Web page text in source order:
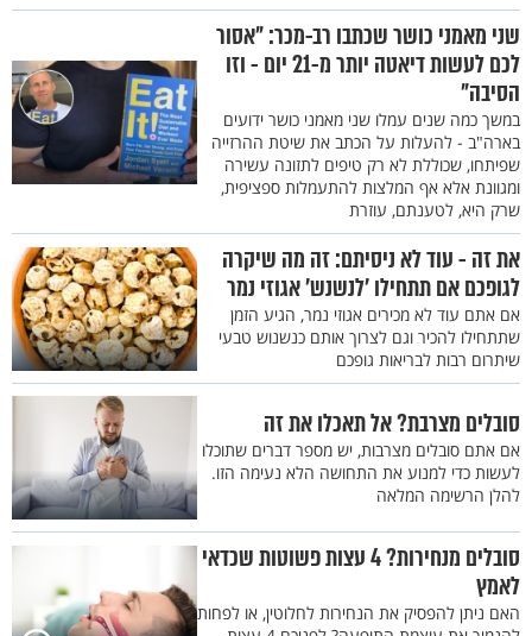
שני מאמני כושר שכתבו רב-מכר: "אסור
לכם לעשות דיאטה יותר מ-21 יום - וזו
הסיבה"
במשך כמה שנים עמלו שני מאמני כושר ידועים
בארה"ב - להעלות על הכתב את שיטת ההרזייה
שפיתחו, שכוללת לא רק טיפים לתזונה עשירה
ומגוונת אלא אף המלצות להתעמלות ספציפית,
שרק היא, לטענתם, עוזרת
את זה - עוד לא ניסיתם: זה מה שיקרה
לגופכם אם תתחילו ’לנשנש’ אגוזי נמר
אם אתם עוד לא מכירים אגוזי נמר, הגיע הזמן
שתתחילו להכיר וגם לצרוך אותם כנשנוש טבעי
שיתרום רבות לבריאות גופכם
סובלים מצרבת? אל תאכלו את זה
אם אתם סובלים מצרבות, יש מספר דברים שתוכלו
לעשות כדי למנוע את התחושה הלא נעימה הזו.
להלן הרשימה המלאה
סובלים מנחירות? 4 עצות פשוטות שכדאי
לאמץ
האם ניתן להפסיק את הנחירות לחלוטין, או לפחות